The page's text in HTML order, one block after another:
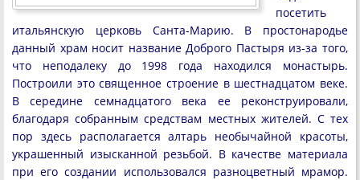
посетить
итальянскую церковь Санта-Марию. В простонародье
данный храм носит название Доброго Пастыря из-за того,
что неподалеку до 1998 года находился монастырь.
Построили это священное строение в шестнадцатом веке.
В середине семнадцатого века ее реконструировали,
благодаря собранным средствам местных жителей. С тех
пор здесь располагается алтарь необычайной красоты,
украшенный изысканной резьбой. В качестве материала
при его создании использовался разноцветный мрамор.